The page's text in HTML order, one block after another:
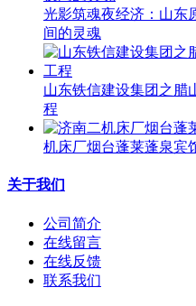
光影筑魂夜经济：山东
间的灵魂
山东铁信建设集团之腊
程
机床厂烟台蓬莱蓬泉宾
关于我们
公司简介
在线留言
在线反馈
联系我们